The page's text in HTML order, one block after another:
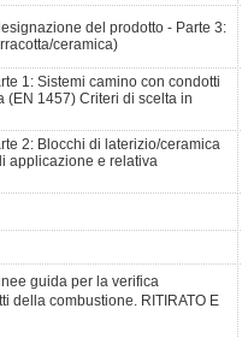
del prodotto - Parte 3:
ceramica)
1: Sistemi camino con condotti
(EN 1457) Criteri di scelta in
2: Blocchi di laterizio/ceramica
applicazione e relativa
guida per la verifica
della combustione. RITIRATO E